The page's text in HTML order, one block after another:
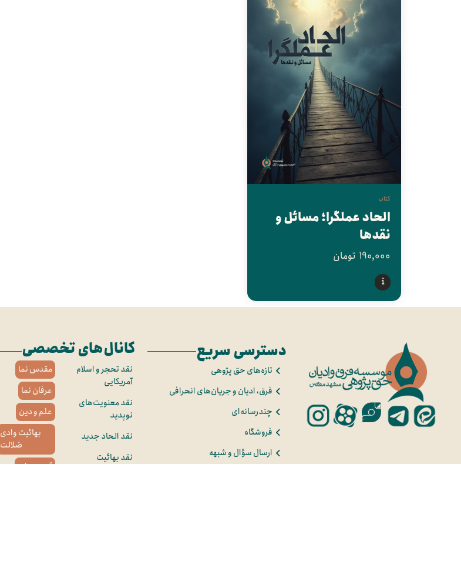
کتاب
الحاد عملگرا؛ مسائل و
نقدها
190,000 تومان
دسترسی سریع
تازه‌های حق پژوهی
فرق، ادیان و جریان‌های انحرافی
چندرسانه‌ای
فروشگاه
ارسال سؤال و شبهه
کانال‌های تخصصی
نقد تحجر و اسلام
آمریکایی
نقد معنویت‌های
نوپدید
نقد الحاد جدید
نقد بهائیت
مقدس نما
عرفان نما
علم و دین
بهائیت وادی
ضلالت
آب و سراب